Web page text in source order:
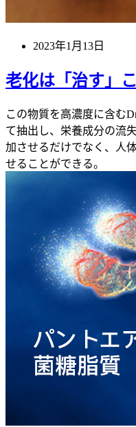
2023年1月13日
老化は「治す」
この物質を高濃度に含む
て抽出し、栄養成分の流
加させるだけでなく、人
せることができる。